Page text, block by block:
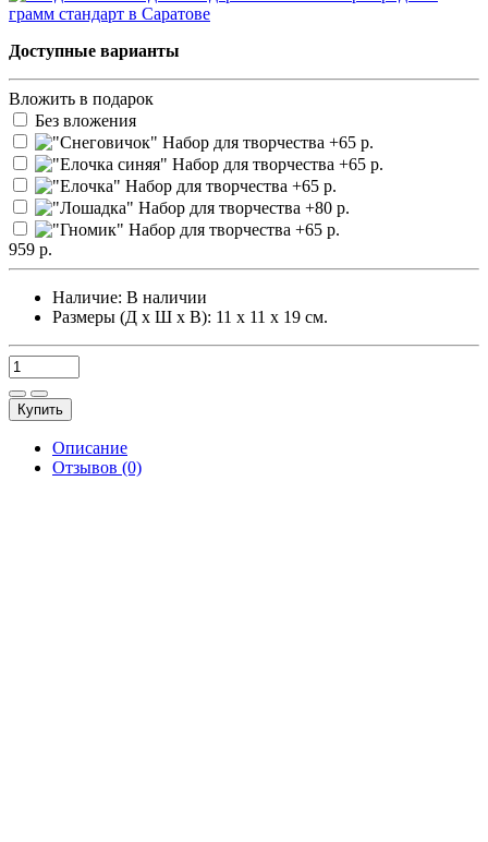
Доступные варианты
Вложить в подарок
Без вложения
959 р.
Наличие: В наличии
Размеры (Д х Ш х В): 11 х 11 х 19 см.
Купить
Описание
Отзывов (0)